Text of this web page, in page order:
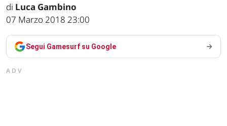
di Luca Gambino
07 Marzo 2018 23:00
Segui Gamesurf su Google
ADV